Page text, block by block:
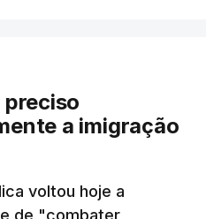
de prevenção
a Autoridade Marítima
ao momento de que
preciso
a imigração
voltou hoje a
de "combater